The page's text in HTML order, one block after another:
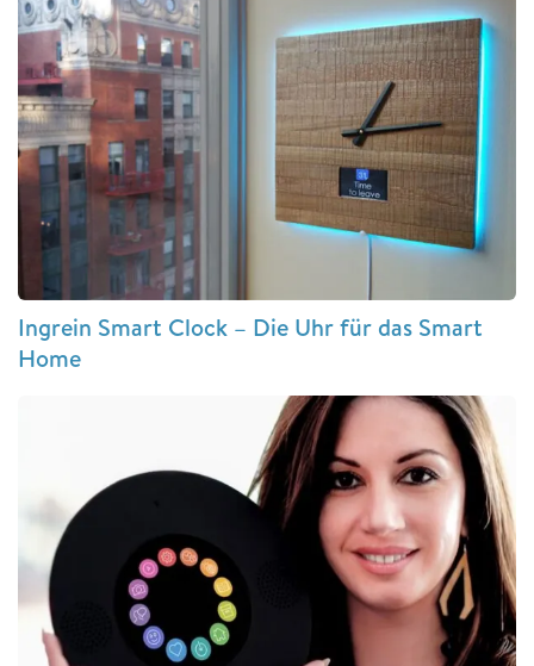
Ingrein Smart Clock – Die Uhr für das Smart
Home